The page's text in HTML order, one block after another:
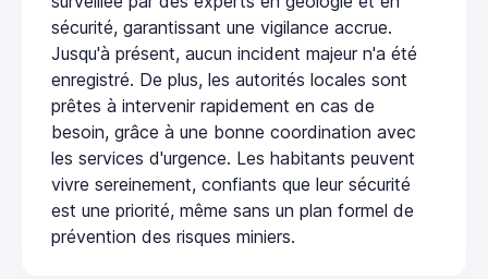
sécurité, garantissant une vigilance accrue.
Jusqu'à présent, aucun incident majeur n'a été
enregistré. De plus, les autorités locales sont
prêtes à intervenir rapidement en cas de
besoin, grâce à une bonne coordination avec
les services d'urgence. Les habitants peuvent
vivre sereinement, confiants que leur sécurité
est une priorité, même sans un plan formel de
prévention des risques miniers.